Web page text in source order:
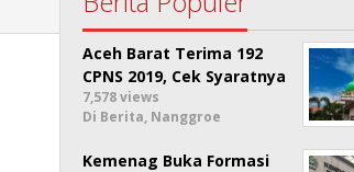
Aceh Barat Terima 192
CPNS 2019, Cek Syaratnya
7,578 views
Di Berita, Nanggroe
Kemenag Buka Formasi